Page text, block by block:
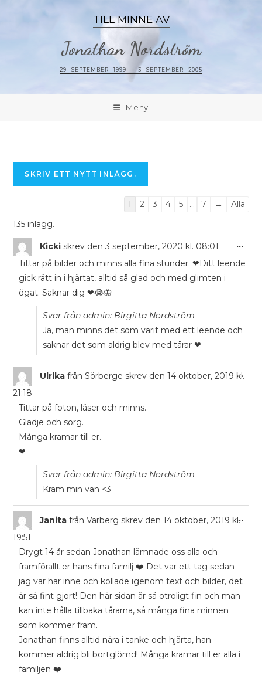
TILL MINNE AV
Jonathan Nordström
29 SEPTEMBER 1999 - 3 SEPTEMBER 2005
Meny
1 2 3 4 5 ... 7 →
Alla
135 inlägg.
Kicki skrev den 3 september, 2020 kl. 08:01
Tittar på bilder och minns alla fina stunder. ❤Ditt leende
gick rätt in i hjärtat, alltid så glad och med glimten i
ögat. Saknar dig ❤😭🦋
Svar från admin: Birgitta Nordström
Ja, man minns det som varit med ett leende och
saknar det som aldrig blev med tårar ❤
...
Ulrikafrån Sörberge skrev den 14 oktober, 2019 kl.
21:18
Tittar på foton, läser och minns.
Glädje och sorg.
Många kramar till er.
❤
Svar från admin: Birgitta Nordström
Kram min vän <3
...
Janitafrån Varberg skrev den 14 oktober, 2019 kl.
19:51
Drygt 14 år sedan Jonathan lämnade oss alla och
framförallt er hans fina familj ❤️ Det var ett tag sedan
jag var här inne och kollade igenom text och bilder, det
är så fint gjort! Den här sidan är så otroligt fin och man
kan inte hålla tillbaka tårarna, så många fina minnen
som kommer fram.
Jonathan finns alltid nära i tanke och hjärta, han
kommer aldrig bli bortglömd! Många kramar till er alla i
familjen ❤️
...